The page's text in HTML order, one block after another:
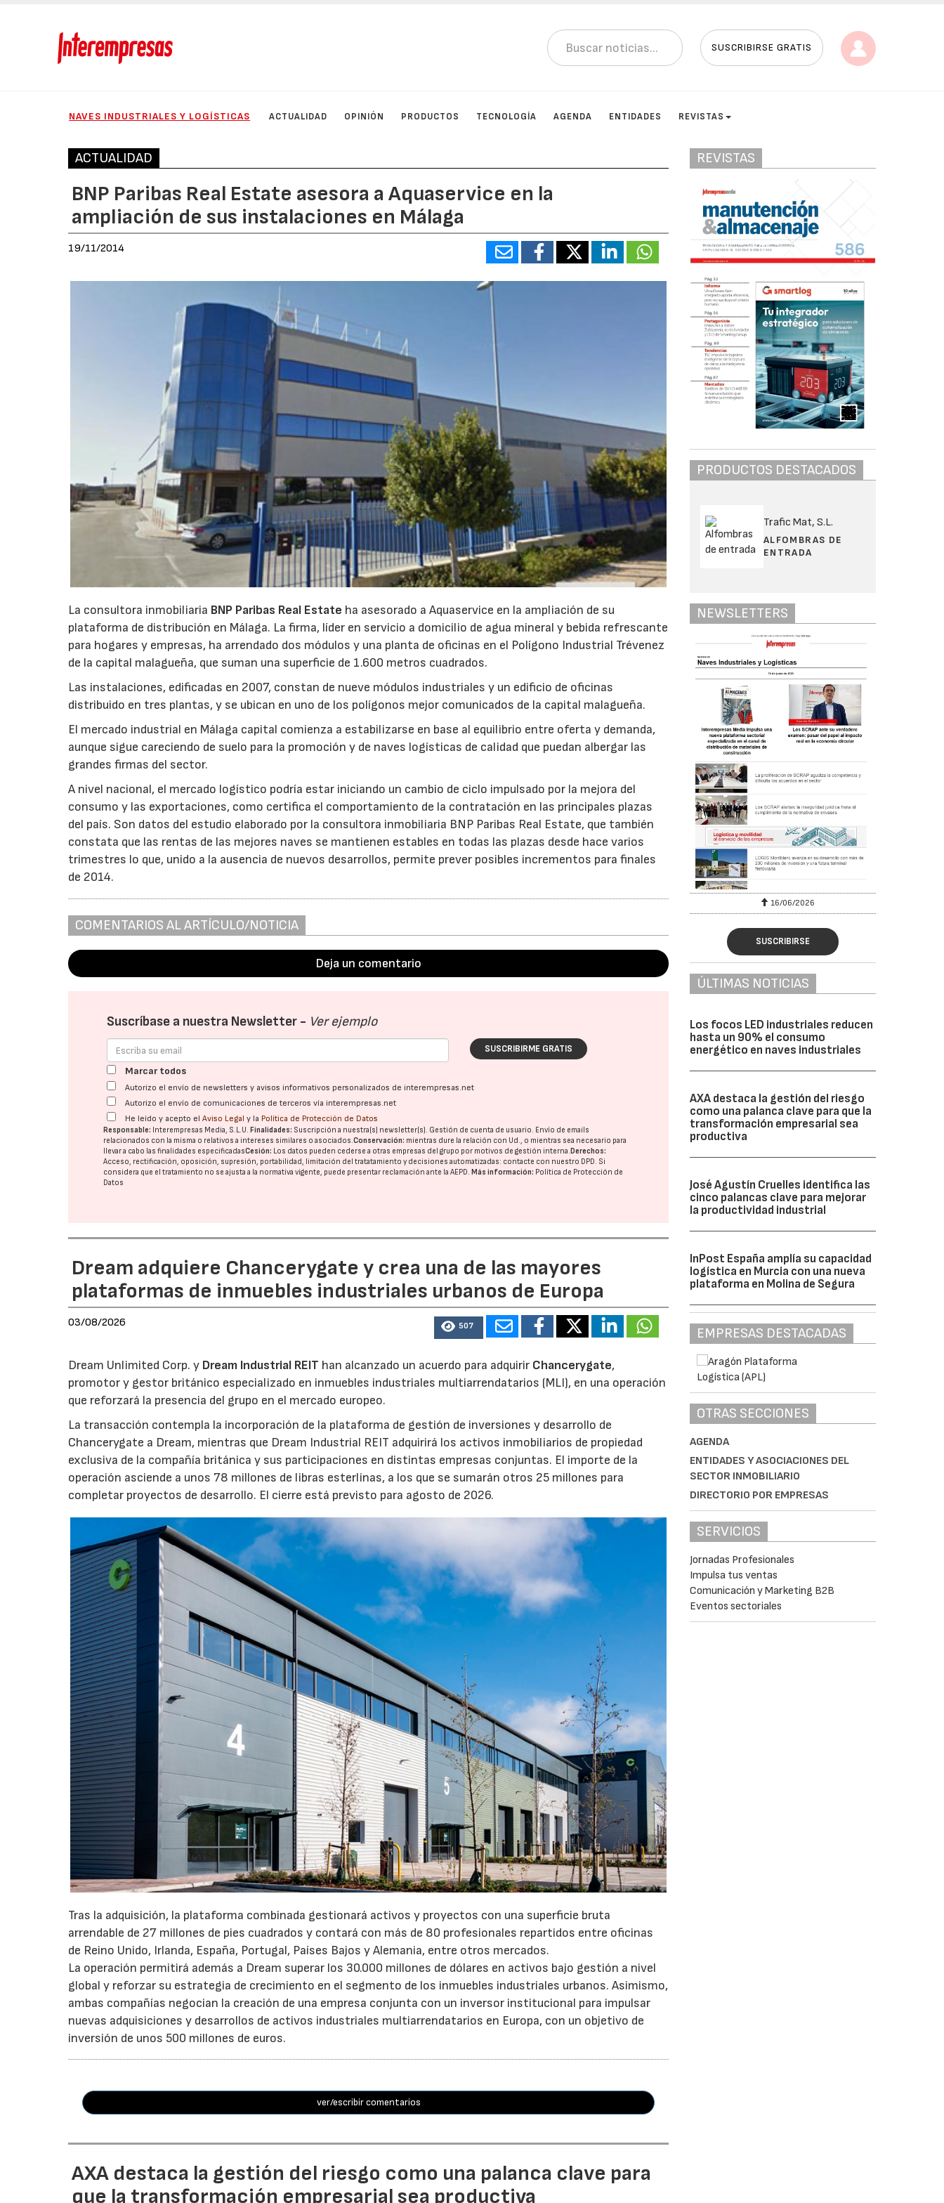
SUSCRIBIRSE GRATIS
NAVES INDUSTRIALES Y LOGÍSTICAS ACTUALIDAD OPINIÓN PRODUCTOS TECNOLOGÍA AGENDA ENTIDADES REVISTAS
ACTUALIDAD
BNP Paribas Real Estate asesora a Aquaservice en la
ampliación de sus instalaciones en Málaga
19/11/2014
La consultora inmobiliaria BNP Paribas Real Estate ha asesorado a Aquaservice en la ampliación de su
plataforma de distribución en Málaga. La firma, líder en servicio a domicilio de agua mineral y bebida refrescante
para hogares y empresas, ha arrendado dos módulos y una planta de oficinas en el Polígono Industrial Trévenez
de la capital malagueña, que suman una superficie de 1.600 metros cuadrados.
Las instalaciones, edificadas en 2007, constan de nueve módulos industriales y un edificio de oficinas
distribuido en tres plantas, y se ubican en uno de los polígonos mejor comunicados de la capital malagueña.
El mercado industrial en Málaga capital comienza a estabilizarse en base al equilibrio entre oferta y demanda,
aunque sigue careciendo de suelo para la promoción y de naves logísticas de calidad que puedan albergar las
grandes firmas del sector.
A nivel nacional, el mercado logístico podría estar iniciando un cambio de ciclo impulsado por la mejora del
consumo y las exportaciones, como certifica el comportamiento de la contratación en las principales plazas
del país. Son datos del estudio elaborado por la consultora inmobiliaria BNP Paribas Real Estate, que también
constata que las rentas de las mejores naves se mantienen estables en todas las plazas desde hace varios
trimestres lo que, unido a la ausencia de nuevos desarrollos, permite prever posibles incrementos para finales
de 2014.
COMENTARIOS AL ARTÍCULO/NOTICIA
Deja un comentario
Suscríbase a nuestra Newsletter - Ver ejemplo
SUSCRIBIRME GRATIS
Marcar todos
Autorizo el envío de newsletters y avisos informativos personalizados de interempresas.net
Autorizo el envío de comunicaciones de terceros vía interempresas.net
He leído y acepto elAviso Legal y la Política de Protección de Datos
Responsable: Interempresas Media, S.L.U. Finalidades: Suscripción a nuestra(s) newsletter(s). Gestión de cuenta de usuario. Envío de emails
relacionados con la misma o relativos a intereses similares o asociados.Conservación: mientras dure la relación con Ud., o mientras sea necesario para
llevar a cabo las finalidades especificadasCesión: Los datos pueden cederse a otras empresas del grupo por motivos de gestión interna. Derechos:
Acceso, rectificación, oposición, supresión, portabilidad, limitación del tratatamiento y decisiones automatizadas: contacte con nuestro DPD. Si
considera que el tratamiento no se ajusta a la normativa vigente, puede presentar reclamación ante laAEPD. Más información: Política de Protección de
Datos
Dream adquiere Chancerygate y crea una de las mayores
plataformas de inmuebles industriales urbanos de Europa
03/08/2026 507
Dream Unlimited Corp. y Dream Industrial REIT han alcanzado un acuerdo para adquirir Chancerygate,
promotor y gestor británico especializado en inmuebles industriales multiarrendatarios (MLI), en una operación
que reforzará la presencia del grupo en el mercado europeo.
La transacción contempla la incorporación de la plataforma de gestión de inversiones y desarrollo de
Chancerygate a Dream, mientras que Dream Industrial REIT adquirirá los activos inmobiliarios de propiedad
exclusiva de la compañía británica y sus participaciones en distintas empresas conjuntas. El importe de la
operación asciende a unos 78 millones de libras esterlinas, a los que se sumarán otros 25 millones para
completar proyectos de desarrollo. El cierre está previsto para agosto de 2026.
Tras la adquisición, la plataforma combinada gestionará activos y proyectos con una superficie bruta
arrendable de 27 millones de pies cuadrados y contará con más de 80 profesionales repartidos entre oficinas
de Reino Unido, Irlanda, España, Portugal, Países Bajos y Alemania, entre otros mercados.
La operación permitirá además a Dream superar los 30.000 millones de dólares en activos bajo gestión a nivel
global y reforzar su estrategia de crecimiento en el segmento de los inmuebles industriales urbanos. Asimismo,
ambas compañías negocian la creación de una empresa conjunta con un inversor institucional para impulsar
nuevas adquisiciones y desarrollos de activos industriales multiarrendatarios en Europa, con un objetivo de
inversión de unos 500 millones de euros.
ver/escribir comentarios
AXA destaca la gestión del riesgo como una palanca clave para
que la transformación empresarial sea productiva
REVISTAS
PRODUCTOS DESTACADOS
Trafic Mat, S.L.
ALFOMBRAS DE
ENTRADA
NEWSLETTERS
16/06/2026
SUSCRIBIRSE
ÚLTIMAS NOTICIAS
Los focos LED industriales reducen
hasta un 90% el consumo
energético en naves industriales
AXA destaca la gestión del riesgo
como una palanca clave para que la
transformación empresarial sea
productiva
José Agustín Cruelles identifica las
cinco palancas clave para mejorar
la productividad industrial
InPost España amplía su capacidad
logística en Murcia con una nueva
plataforma en Molina de Segura
EMPRESAS DESTACADAS
OTRAS SECCIONES
AGENDA
ENTIDADES Y ASOCIACIONES DEL
SECTOR INMOBILIARIO
DIRECTORIO POR EMPRESAS
SERVICIOS
Jornadas Profesionales
Impulsa tus ventas
Comunicación y Marketing B2B
Eventos sectoriales